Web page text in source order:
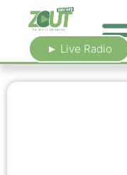
► Live Radio